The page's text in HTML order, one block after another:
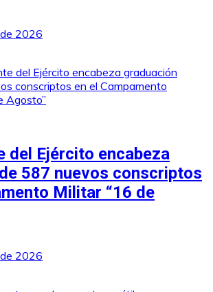
2026
del Ejército encabeza
587 nuevos conscriptos
Militar “16 de
2026